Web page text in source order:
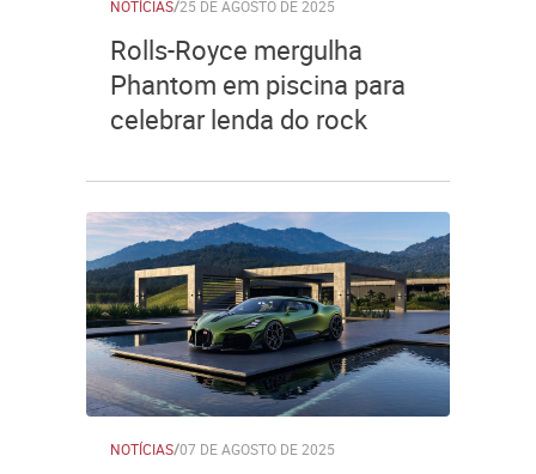
NOTÍCIAS/25 DE AGOSTO DE 2025
Rolls-Royce mergulha
Phantom em piscina para
celebrar lenda do rock
NOTÍCIAS/07 DE AGOSTO DE 2025